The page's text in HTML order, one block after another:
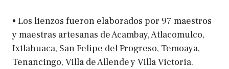
• Los lienzos fueron elaborados por 97 maestros
y maestras artesanas de Acambay, Atlacomulco,
Ixtlahuaca, San Felipe del Progreso, Temoaya,
Tenancingo, Villa de Allende y Villa Victoria.